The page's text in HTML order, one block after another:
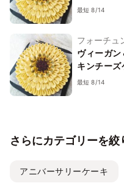
イーツ・ヴ
最短 8/14
フォーチュ
ヴィーガ
キンチー
イーツ・ヴ
最短 8/14
さらにカテゴリーを絞
アニバーサリーケーキ